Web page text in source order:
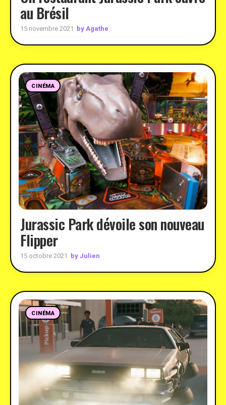
au Brésil
15 novembre 2021 by Agathe
CINÉMA
Jurassic Park dévoile son nouveau
Flipper
15 octobre 2021 by Julien
CINÉMA